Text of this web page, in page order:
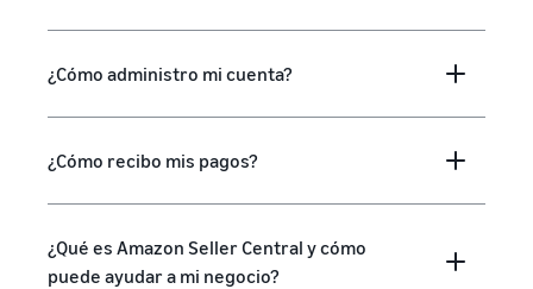
¿Cómo administro mi cuenta?
¿Cómo recibo mis pagos?
¿Qué es Amazon Seller Central y cómo
puede ayudar a mi negocio?